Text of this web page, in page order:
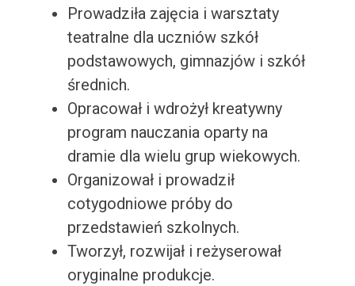
Prowadziła zajęcia i warsztaty
teatralne dla uczniów szkół
podstawowych, gimnazjów i szkół
średnich.
Opracował i wdrożył kreatywny
program nauczania oparty na
dramie dla wielu grup wiekowych.
Organizował i prowadził
cotygodniowe próby do
przedstawień szkolnych.
Tworzył, rozwijał i reżyserował
oryginalne produkcje.